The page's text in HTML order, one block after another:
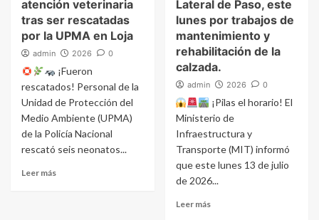
atención veterinaria
tras ser rescatadas
por la UPMA en Loja
admin 2026 0
¡Fueron
rescatados! Personal de la
Unidad de Protección del
Medio Ambiente (UPMA)
de la Policía Nacional
rescató seis neonatos...
Leer más
Lateral de Paso, este
lunes por trabajos de
mantenimiento y
rehabilitación de la
calzada.
admin 2026 0
¡Pilas el horario! El
Ministerio de
Infraestructura y
Transporte (MIT) informó
que este lunes 13 de julio
de 2026...
Leer más